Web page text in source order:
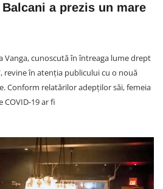
a prezis un mare
Vanga, cunoscută în întreaga lume drept
revine în atenția publicului cu o nouă
Conform relatărilor adepților săi, femeia
COVID-19 ar fi